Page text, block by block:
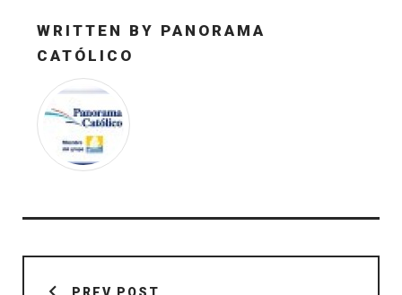
WRITTEN BY PANORAMA
CATÓLICO
Navegación